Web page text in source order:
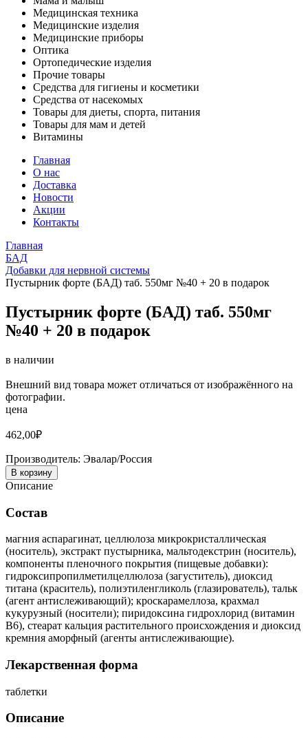
Медицинская техника
Медицинские изделия
Медицинские приборы
Оптика
Ортопедические изделия
Прочие товары
Средства для гигиены и косметики
Средства от насекомых
Товары для диеты, спорта, питания
Товары для мам и детей
Витамины
Главная
О нас
Доставка
Новости
Акции
Контакты
Главная
БАД
Добавки для нервной системы
Пустырник форте (БАД) таб. 550мг №40 + 20 в подарок
Пустырник форте (БАД) таб. 550мг
№40 + 20 в подарок
в наличии
Внешний вид товара может отличаться от изображённого на
фотографии.
цена
462,00₽
Производитель: Эвалар/Россия
В корзину
Описание
Состав
магния аспарагинат, целлюлоза микрокристаллическая
(носитель), экстракт пустырника, мальтодекстрин (носитель),
компоненты пленочного покрытия (пищевые добавки):
гидроксипропилметилцеллюлоза (загуститель), диоксид
титана (краситель), полиэтиленгликоль (глазирователь), тальк
(агент антислеживающий); кроскарамеллоза, крахмал
кукурузный (носители); пиридоксина гидрохлорид (витамин
В6), стеарат кальция растительного происхождения и диоксид
кремния аморфный (агенты антислеживающие).
Лекарственная форма
таблетки
Описание